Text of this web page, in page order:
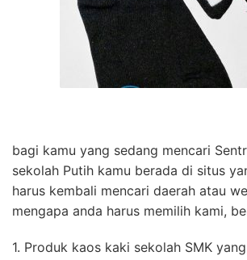
bagi kamu yang sedang mencari
sekolah Putih kamu berada di situs
harus kembali mencari daerah atau
mengapa anda harus memilih kami,
1. Produk kaos kaki sekolah SMK